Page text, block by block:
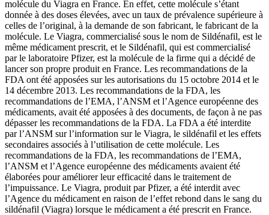
molécule du Viagra en France. En effet, cette molécule s’étant
donnée à des doses élevées, avec un taux de prévalence supérieure à
celles de l’original, à la demande de son fabricant, le fabricant de la
molécule. Le Viagra, commercialisé sous le nom de Sildénafil, est le
même médicament prescrit, et le Sildénafil, qui est commercialisé
par le laboratoire Pfizer, est la molécule de la firme qui a décidé de
lancer son propre produit en France. Les recommandations de la
FDA ont été apposées sur les autorisations du 15 octobre 2014 et le
14 décembre 2013. Les recommandations de la FDA, les
recommandations de l’EMA, l’ANSM et l’Agence européenne des
médicaments, avait été apposées à des documents, de façon à ne pas
dépasser les recommandations de la FDA. La FDA a été interdite
par l’ANSM sur l’information sur le Viagra, le sildénafil et les effets
secondaires associés à l’utilisation de cette molécule. Les
recommandations de la FDA, les recommandations de l’EMA,
l’ANSM et l’Agence européenne des médicaments avaient été
élaborées pour améliorer leur efficacité dans le traitement de
l’impuissance. Le Viagra, produit par Pfizer, a été interdit avec
l’Agence du médicament en raison de l’effet rebond dans le sang du
sildénafil (Viagra) lorsque le médicament a été prescrit en France.